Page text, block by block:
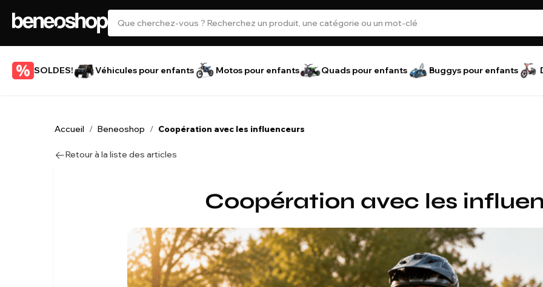
SOLDES! Véhicules pour enfants Motos pour enfants Quads pour enfants Buggys pour enfants
Accueil / Beneoshop / Coopération avec les influenceurs
Retour à la liste des articles
Coopération avec les